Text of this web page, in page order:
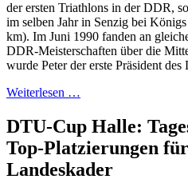
der ersten Triathlons in der DDR,
im selben Jahr in Senzig bei
km). Im Juni 1990 fanden an
DDR-Meisterschaften über die
wurde Peter der erste Präsident
Weiterlesen …
DTU-Cup Halle:
Top-Platzierungen
Landeskader